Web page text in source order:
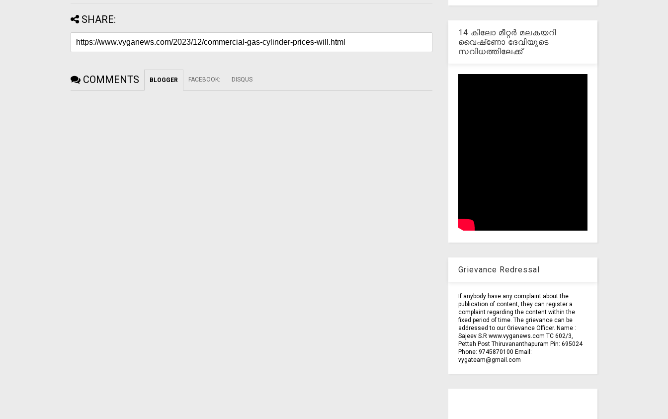
SHARE:
COMMENTS BLOGGER FACEBOOK: DISQUS
14 കിലോ മീറ്റര്‍ മലകയറി
വൈഷ്‌ണോ ദേവിയുടെ
സവിധത്തിലേക്ക്
Grievance Redressal
If anybody have any complaint about the
publication of content, they can register a
complaint regarding the content within the
fixed period of time. The grievance can be
addressed to our Grievance Officer. Name :
Sajeev S.R www.vyganews.com TC 602/3,
Pettah Post Thiruvananthapuram Pin: 695024
Phone: 9745870100 Email:
vygateam@gmail.com